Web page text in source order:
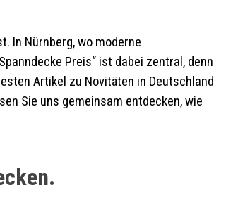
In Nürnberg, wo moderne
Preis“ ist dabei zentral, denn
Artikel zu Novitäten in Deutschland
Sie uns gemeinsam entdecken, wie